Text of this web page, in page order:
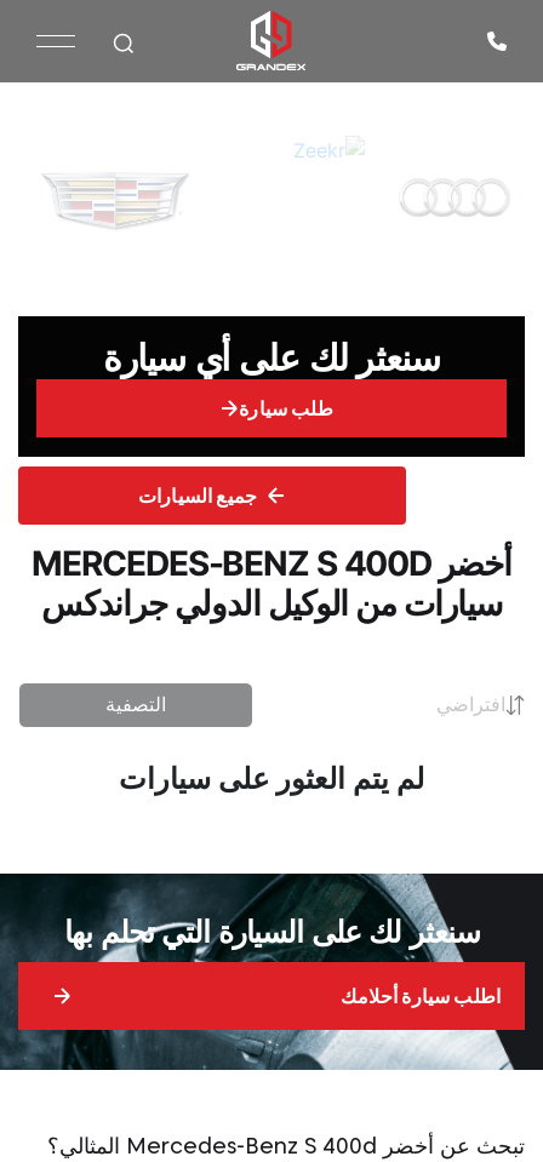
سنعثر لك على أي سيارة
طلب سيارة
جميع السيارات
أخضر MERCEDES-BENZ S 400D
سيارات من الوكيل الدولي جراندكس
التصفية افتراضي
لم يتم العثور على سيارات
سنعثر لك على السيارة التي تحلم بها
اطلب سيارة أحلامك
تبحث عن أخضر Mercedes-Benz S 400d المثالي؟